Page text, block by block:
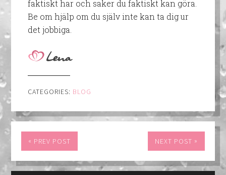
faktiskt har och saker du faktiskt kan göra.
Be om hjälp om du själv inte kan ta dig ur
det jobbiga.
CATEGORIES: BLOG
« PREV POST NEXT POST »